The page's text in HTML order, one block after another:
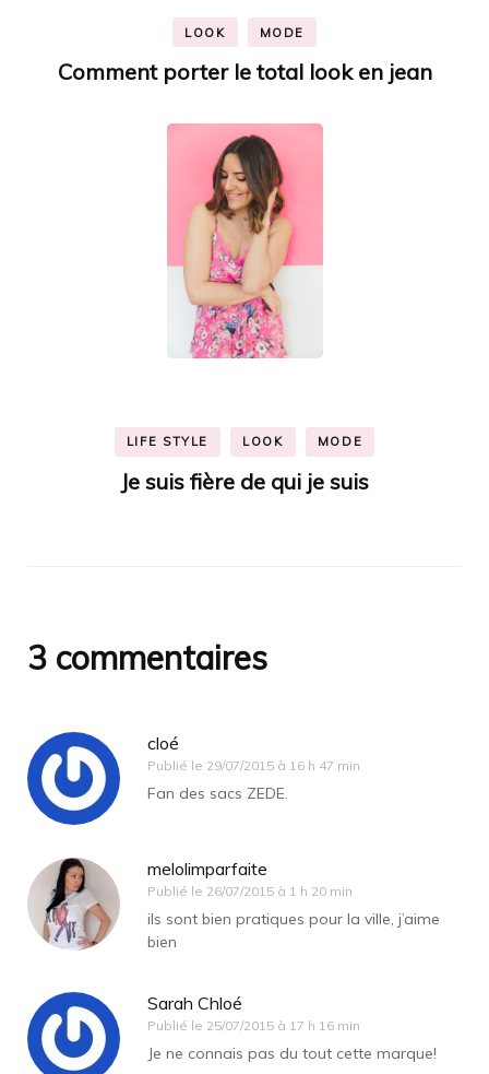
LOOK MODE
Comment porter le total look en jean
LIFE STYLE LOOK MODE
Je suis fière de qui je suis
3 commentaires
cloé
Publié le 29/07/2015 à 16 h 47 min
Fan des sacs ZEDE.
melolimparfaite
Publié le 26/07/2015 à 1 h 20 min
ils sont bien pratiques pour la ville, j’aime
bien
Sarah Chloé
Publié le 25/07/2015 à 17 h 16 min
Je ne connais pas du tout cette marque!